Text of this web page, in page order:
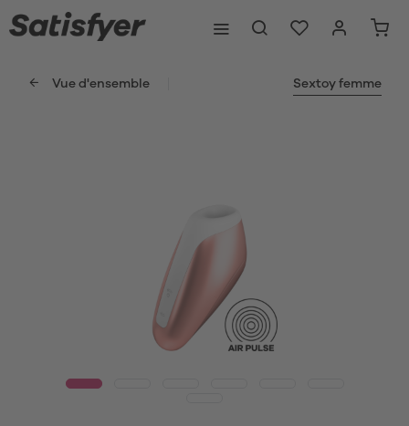
Vue d'ensemble Sextoy femme